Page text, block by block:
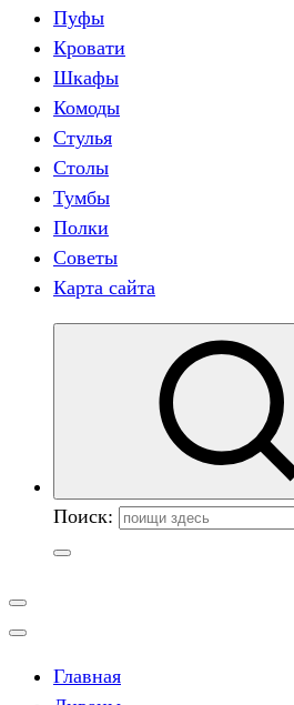
Пуфы
Кровати
Шкафы
Комоды
Стулья
Столы
Тумбы
Полки
Советы
Карта сайта
Поиск:
Главная